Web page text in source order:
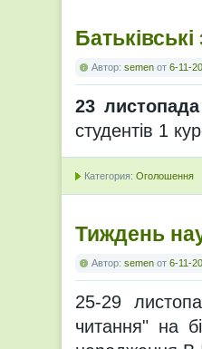
Автор: semen от 6-11-
23 листопада
студентів 1
Категория: Оголошення
Тиждень
Автор: semen от 6-11-
25-29
читання" на